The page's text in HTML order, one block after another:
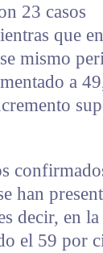
23 casos
que
mismo
a
han
decir, en
el 59 por